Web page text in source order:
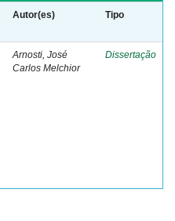
Autor(es) Tipo
Arnosti, José
Carlos Melchior
Dissertação